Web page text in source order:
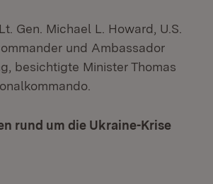
Gen. Michael L. Howard, U.S.
und Ambassador
besichtigte Minister Thomas
rund um die Ukraine-Krise